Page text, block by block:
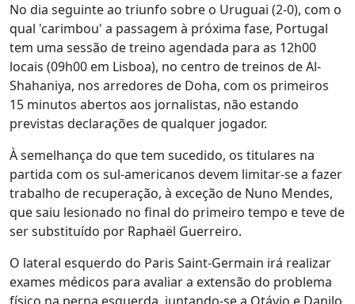
No dia seguinte ao triunfo sobre o Uruguai (2-0), com o
qual 'carimbou' a passagem à próxima fase, Portugal
tem uma sessão de treino agendada para as 12h00
locais (09h00 em Lisboa), no centro de treinos de Al-
Shahaniya, nos arredores de Doha, com os primeiros
15 minutos abertos aos jornalistas, não estando
previstas declarações de qualquer jogador.
À semelhança do que tem sucedido, os titulares na
partida com os sul-americanos devem limitar-se a fazer
trabalho de recuperação, à exceção de Nuno Mendes,
que saiu lesionado no final do primeiro tempo e teve de
ser substituído por Raphaël Guerreiro.
O lateral esquerdo do Paris Saint-Germain irá realizar
exames médicos para avaliar a extensão do problema